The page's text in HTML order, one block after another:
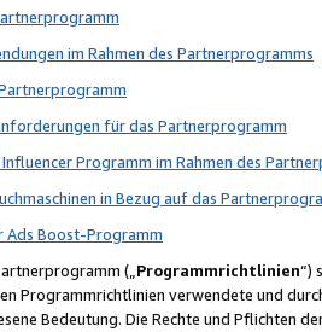
im Rahmen des Partnerprogramms
für das Partnerprogramm
Programm im Rahmen des
in Bezug auf das
Ads Boost-Programm
(„Programmrichtlinien“)
Programmrichtlinien verwendete und
Bedeutung. Die Rechte und Pflichten